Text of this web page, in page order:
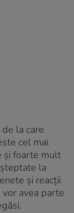
la care
cel mai
și foarte mult
la
și reacții
avea parte